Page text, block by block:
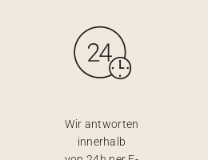
Wir antworten
innerhalb